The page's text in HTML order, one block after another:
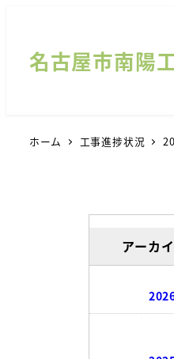
名古屋市南陽
ホーム 工事進捗状況
アーカ